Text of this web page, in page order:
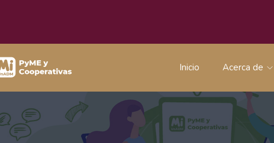
Inicio Acerca de